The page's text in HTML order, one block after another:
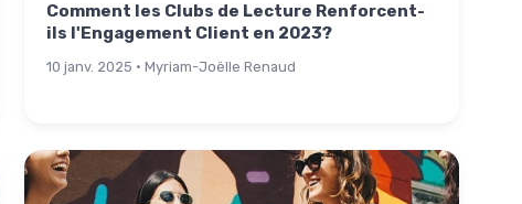
Comment les Clubs de Lecture Renforcent-
ils l'Engagement Client en 2023?
10 janv. 2025 · Myriam-Joëlle Renaud